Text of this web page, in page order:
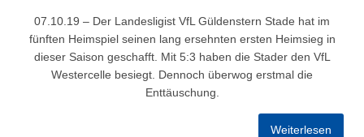
07.10.19 – Der Landesligist VfL Güldenstern Stade hat im
fünften Heimspiel seinen lang ersehnten ersten Heimsieg in
dieser Saison geschafft. Mit 5:3 haben die Stader den VfL
Westercelle besiegt. Dennoch überwog erstmal die
Enttäuschung.
Weiterlesen